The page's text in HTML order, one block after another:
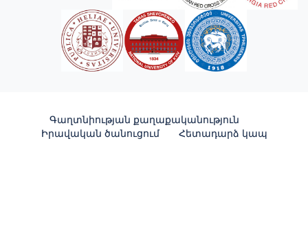
Գաղտնիության քաղաքականություն
Իրավական ծանուցում
Հետադարձ կապ